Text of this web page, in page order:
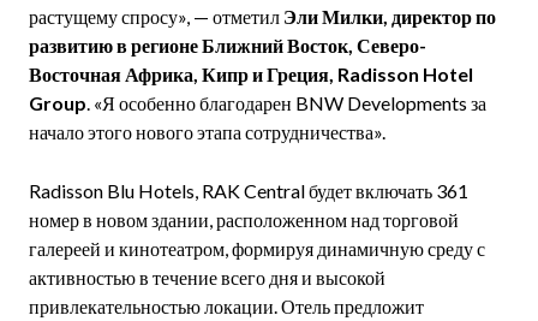
растущему спросу», — отметил Эли Милки, директор по
развитию в регионе Ближний Восток, Северо-
Восточная Африка, Кипр и Греция, Radisson Hotel
Group . «Я особенно благодарен BNW Developments за
начало этого нового этапа сотрудничества».
Radisson Blu Hotels, RAK Central будет включать 361
номер в новом здании, расположенном над торговой
галереей и кинотеатром, формируя динамичную среду с
активностью в течение всего дня и высокой
привлекательностью локации. Отель предложит